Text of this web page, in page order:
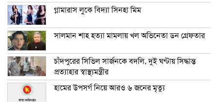
গ্লামারাস লুকে বিদ্যা সিনহা মিম
সালমান শাহ হত্যা মামলায় খল অভিনেতা ডন গ্রেফতার
চাঁদপুরের সিভিল সার্জনকে বদলি, দুই ঘণ্টায় সিদ্ধান্ত
প্রত্যাহার স্বাস্থ্যমন্ত্রীর
হামের উপসর্গ নিয়ে আরও ৬ জনের মৃত্যু